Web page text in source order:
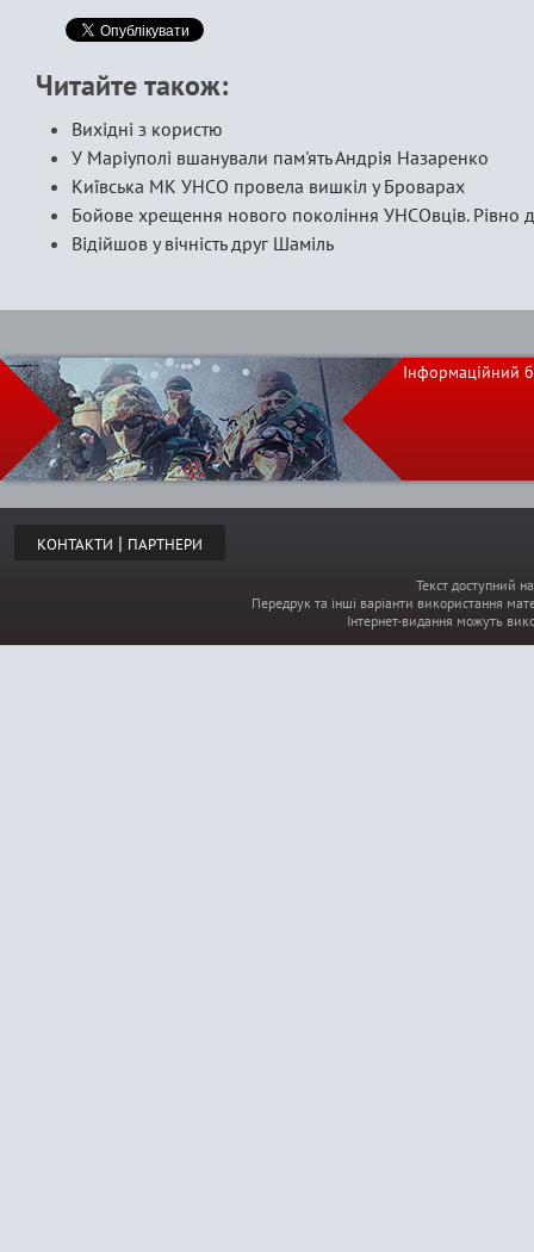
Читайте також:
Вихідні з користю
У Маріуполі вшанували пам'ять Андрія Назаренко
Київська МК УНСО провела вишкіл у Броварах
Бойове хрещення нового покоління УНСОвців. Рівно
Відійшов у вічність друг Шаміль
Інформаційний
КОНТАКТИ | ПАРТНЕРИ
Текст доступний
Передрук та інші варіанти використання
Інтернет-видання можуть